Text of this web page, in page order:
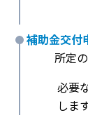
補助金交付
所定
必要
します